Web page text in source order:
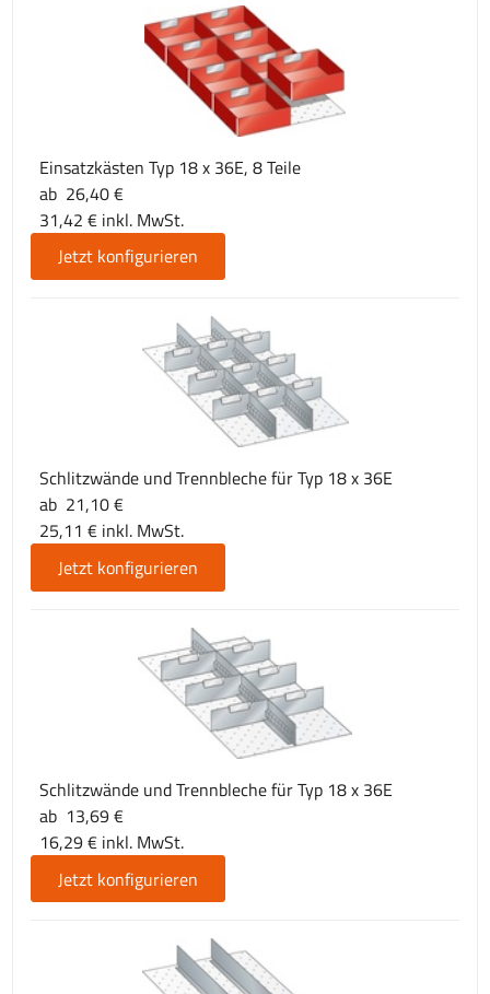
Einsatzkästen Typ 18 x 36E, 8 Teile
ab 26,40 €
31,42 € inkl. MwSt.
Jetzt konfigurieren
Schlitzwände und Trennbleche für Typ 18 x 36E
ab 21,10 €
25,11 € inkl. MwSt.
Jetzt konfigurieren
Schlitzwände und Trennbleche für Typ 18 x 36E
ab 13,69 €
16,29 € inkl. MwSt.
Jetzt konfigurieren